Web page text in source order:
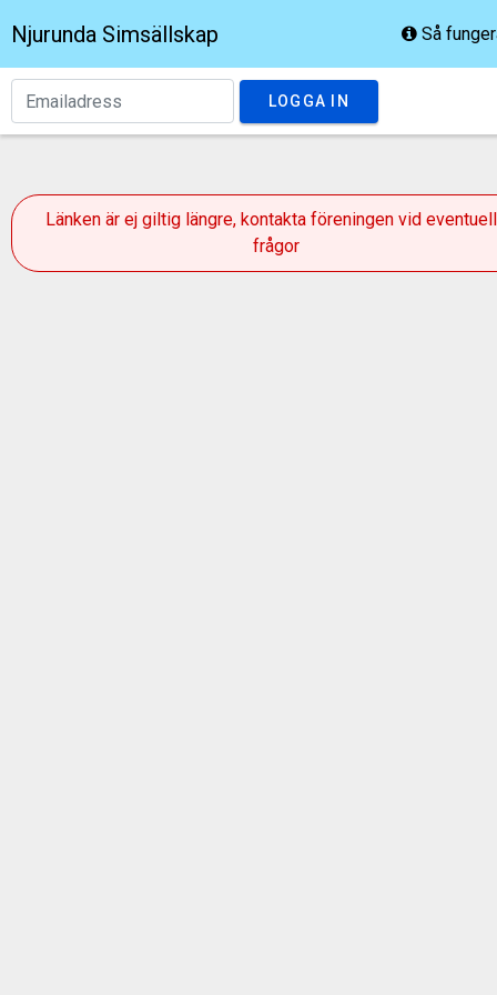
Njurunda Simsällskap Så
LOGGA IN
Länken är ej giltig längre, kontakta föreningen vid
frågor